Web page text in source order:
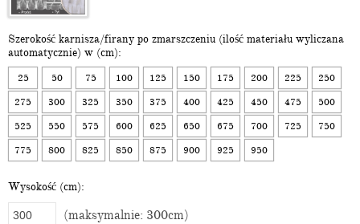
Szerokość karnisza/firany po zmarszczeniu (ilość materiału wyliczana
automatycznie) w (cm):
25 50 75 100 125 150 175 200 225 250
275 300 325 350 375 400 425 450 475 500
525 550 575 600 625 650 675 700 725 750
775 800 825 850 875 900 925 950
Wysokość (cm):
(maksymalnie: 300cm)